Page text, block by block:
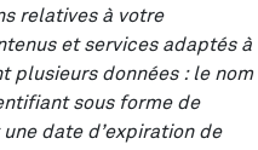
relatives à votre
et services adaptés à
plusieurs données : le nom
sous forme de
date d’expiration de